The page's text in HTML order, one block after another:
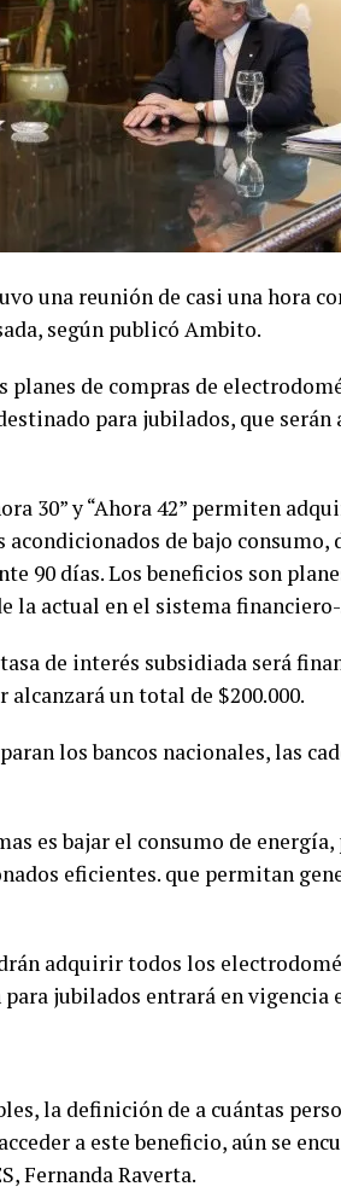
una reunión de casi una hora
según publicó Ambito.
de compras de
para jubilados, que serán
30” y “Ahora 42” permiten
de bajo consumo,
90 días. Los beneficios son
la actual en el sistema
de interés subsidiada será
alcanzará un total de $200.000.
los bancos nacionales, las
es bajar el consumo de energía,
eficientes. que permitan
adquirir todos los
jubilados entrará en vigencia
la definición de a cuántas
a este beneficio, aún se
Fernanda Raverta.